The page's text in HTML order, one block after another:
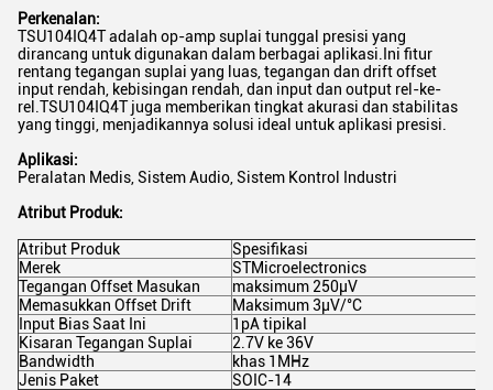
Perkenalan:
TSU104IQ4T adalah op-amp suplai tunggal presisi yang
dirancang untuk digunakan dalam berbagai aplikasi.Ini fitur
rentang tegangan suplai yang luas, tegangan dan drift offset
input rendah, kebisingan rendah, dan input dan output rel-ke-
rel.TSU104IQ4T juga memberikan tingkat akurasi dan stabilitas
yang tinggi, menjadikannya solusi ideal untuk aplikasi presisi.
Aplikasi:
Peralatan Medis, Sistem Audio, Sistem Kontrol Industri
Atribut Produk:
Atribut Produk
Spesifikasi
Merek
STMicroelectronics
Tegangan Offset Masukan
maksimum 250µV
Memasukkan Offset Drift
Maksimum 3µV/°C
Input Bias Saat Ini
1pA tipikal
Kisaran Tegangan Suplai
2.7V ke 36V
Bandwidth
khas 1MHz
Jenis Paket
SOIC-14